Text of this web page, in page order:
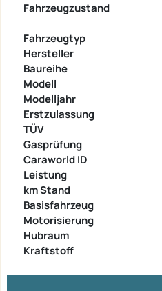
Fahrzeugzustand
Fahrzeugtyp
Hersteller
Baureihe
Modell
Modelljahr
Erstzulassung
TÜV
Gasprüfung
Caraworld ID
Leistung
km Stand
Basisfahrzeug
Motorisierung
Hubraum
Kraftstoff